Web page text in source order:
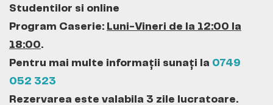
Studentilor si online
Program Caserie: Luni-Vineri de la 12:00 la
18:00.
Pentru mai multe informații sunați la 0749
052 323
Rezervarea este valabila 3 zile lucratoare.